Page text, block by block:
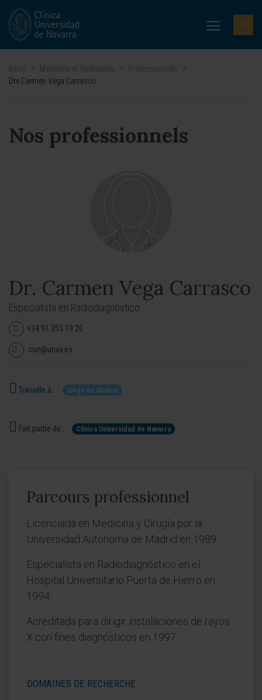
Inicio > Médecins et Spécialités > Professionnels
>
Dre Carmen Vega Carrasco
Nos professionnels
Dr. Carmen Vega Carrasco
Especialista en Radiodiagnóstico.
+34 91 353 19 20
cun@unav.es
Travaille à : Siège de Madrid
Fait partie de : Clínica Universidad de Navarra
Parcours professionnel
Licenciada en Medicina y Cirugía por la
Universidad Autónoma de Madrid en 1989.
Especialista en Radiodiagnóstico en el
Hospital Universitario Puerta de Hierro en
1994.
Acreditada para dirigir instalaciones de rayos
X con fines diagnósticos en 1997.
DOMAINES DE RECHERCHE